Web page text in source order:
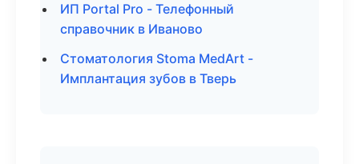
ИП Portal Pro - Телефонный
справочник в Иваново
Стоматология Stoma MedArt -
Имплантация зубов в Тверь